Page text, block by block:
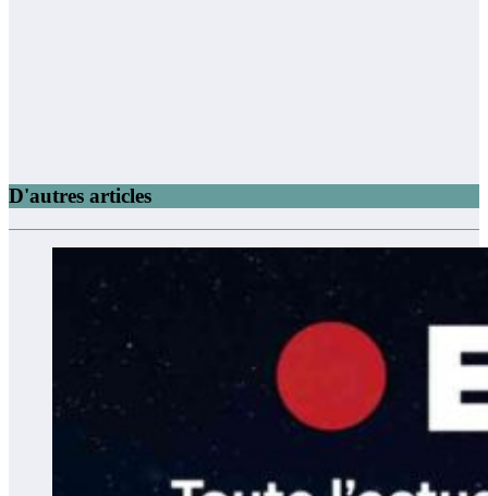
D'autres articles